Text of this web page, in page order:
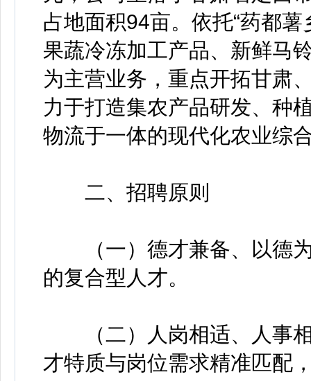
占地面积94亩。依托“药都
果蔬冷冻加工产品、新鲜马
为主营业务，重点开拓甘肃
力于打造集农产品研发、种
物流于一体的现代化农业综
二、招聘原则
（一）德才兼备、以德为
的复合型人才。
（二）人岗相适、人事相
才特质与岗位需求精准匹配